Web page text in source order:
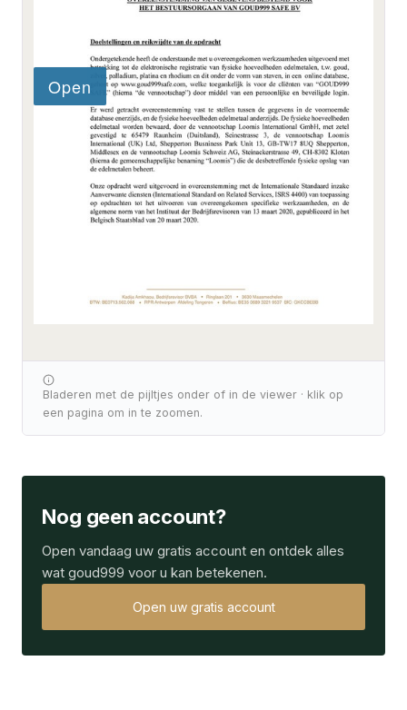
Bladeren met de pijltjes onder of in de viewer · klik op
een pagina om in te zoomen.
Nog geen account?
Open vandaag uw gratis account en ontdek alles
wat goud999 voor u kan betekenen.
Open uw gratis account